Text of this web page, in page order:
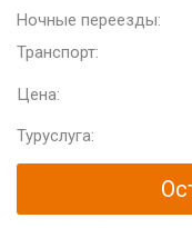
Ночные переезды:
Транспорт:
Цена:
Туруслуга: